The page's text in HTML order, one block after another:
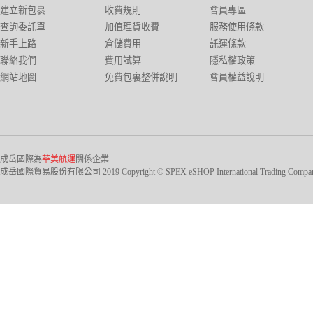
建立新包裹
查詢委託單
新手上路
聯絡我們
網站地圖
收費規則
加值理貨收費
倉儲費用
費用試算
免費包裏整併說明
會員專區
服務使用條款
託運條款
隱私權政策
會員權益說明
成岳國際為華美航運關係企業
成岳國際貿易股份有限公司 2019 Copyright © SPEX eSHOP International Trading